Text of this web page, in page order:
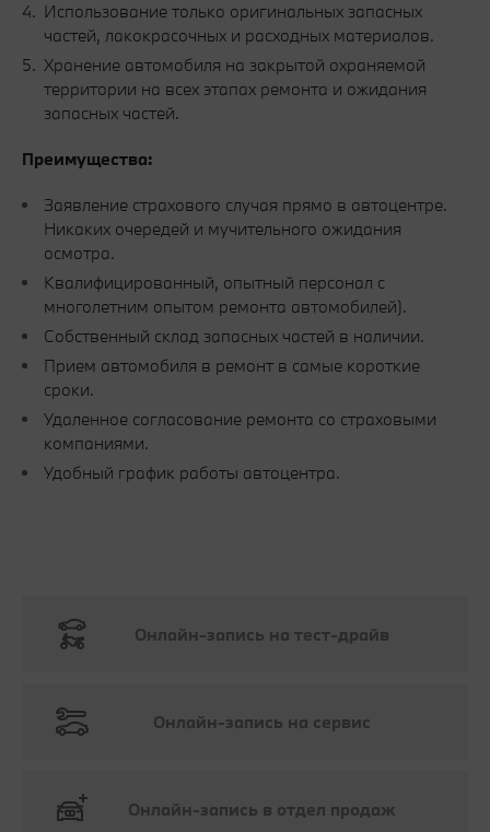
Использование только оригинальных запасных
частей, лакокрасочных и расходных материалов.
Хранение автомобиля на закрытой охраняемой
территории на всех этапах ремонта и ожидания
запасных частей.
Преимущества:
Заявление страхового случая прямо в автоцентре.
Никаких очередей и мучительного ожидания
осмотра.
Квалифицированный, опытный персонал с
многолетним опытом ремонта автомобилей).
Собственный склад запасных частей в наличии.
Прием автомобиля в ремонт в самые короткие
сроки.
Удаленное согласование ремонта со страховыми
компаниями.
Удобный график работы автоцентра.
Онлайн-запись на тест-драйв
Онлайн-запись на сервис
Онлайн-запись в отдел продаж